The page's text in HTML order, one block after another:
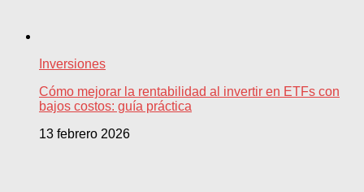
Inversiones
Cómo mejorar la rentabilidad al invertir en ETFs con
bajos costos: guía práctica
13 febrero 2026